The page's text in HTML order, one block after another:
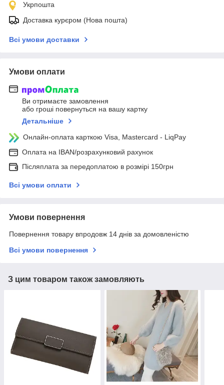
Укрпошта
Доставка курєром (Нова пошта)
Всі умови доставки
Умови оплати
Ви отримаєте замовлення
або гроші повернуться на вашу картку
Детальніше
Онлайн-оплата карткою Visa, Mastercard - LiqPay
Оплата на IBAN/розрахунковий рахунок
Післяплата за передоплатою в розмірі 150грн
Всі умови оплати
Умови повернення
Повернення товару впродовж 14 днів за домовленістю
Всі умови повернення
З цим товаром також замовляють